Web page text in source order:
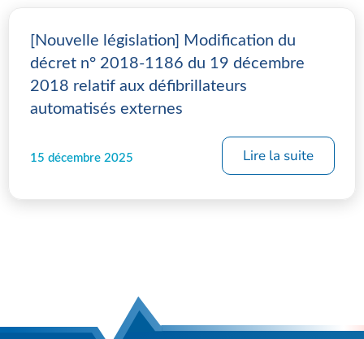
[Nouvelle législation] Modification du
décret n° 2018-1186 du 19 décembre
2018 relatif aux défibrillateurs
automatisés externes
15 décembre 2025 Lire la suite